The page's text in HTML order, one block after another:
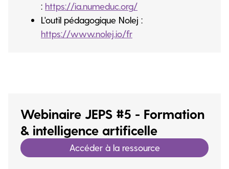
: https://ia.numeduc.org/
L'outil pédagogique Nolej :
https://www.nolej.io/fr
Webinaire JEPS #5 - Formation
& intelligence artificelle
Accéder à la ressource